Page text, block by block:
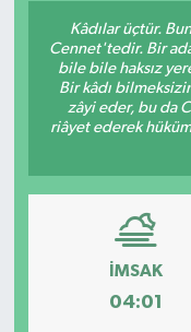
Kâdılar üçtür.
Cennet'tedir. Bir
bile bile haksız
Bir kâdı
zâyi eder, bu da
riâyet ederek
İMSAK
04:01
Siyaset
Spor
Yaşam